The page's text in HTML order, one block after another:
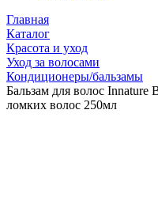
Главная
Каталог
Красота и уход
Уход за волосами
Кондиционеры/бальзамы
Бальзам для волос
ломких волос 250мл